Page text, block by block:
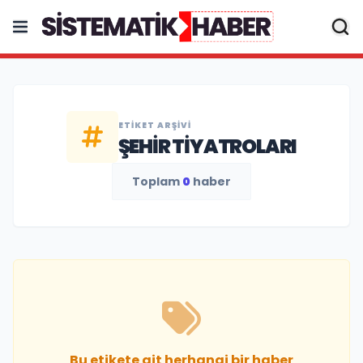
ETIKET ARŞIVI
ŞEHIR TIYATROLARI
Toplam 0 haber